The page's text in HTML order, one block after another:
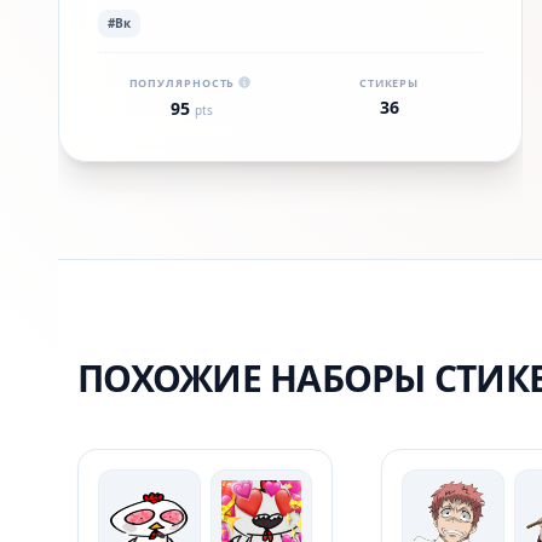
#Вк
ПОПУЛЯРНОСТЬ
95 pts
СТИКЕРЫ
36
ПОХОЖИЕ НАБОРЫ